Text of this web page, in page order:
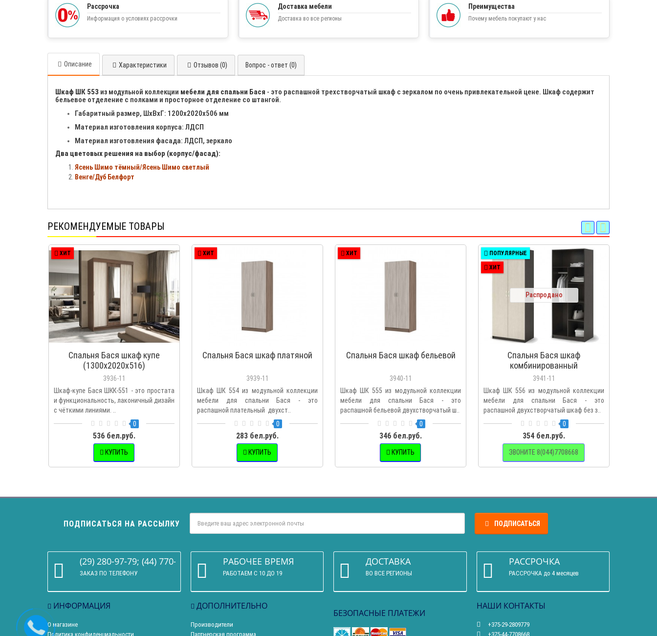
Рассрочка
Информация о условиях рассрочки
Доставка мебели
Доставка во все регионы
Преимущества
Почему мебель покупают у нас
Описание Характеристики Отзывов (0) Вопрос - ответ (0)
Шкаф ШК 553 из модульной коллекции мебели для спальни Бася - это распашной трехстворчатый шкаф с зеркалом по очень привлекательной цене. Шкаф содержит
бельевое отделение с полками и просторное отделение со штангой.
Габаритный размер, ШхВхГ: 1200х2020х506 мм
Материал изготовления корпуса: ЛДСП
Материал изготовления фасада: ЛДСП, зеркало
Два цветовых решения на выбор (корпус/фасад):
Ясень Шимо тёмный/Ясень Шимо светлый
Венге/Дуб Белфорт
РЕКОМЕНДУЕМЫЕ ТОВАРЫ
ХИТ
Спальня Бася шкаф купе
(1300х2020х516)
3936-11
Шкаф-купе Бася ШКК-551 - это простата
и функциональность, лаконичный дизайн
с чёткими линиями. ..
0
536 бел.руб.
КУПИТЬ
ХИТ
Спальня Бася шкаф платяной
3939-11
Шкаф ШК 554 из модульной коллекции
мебели для спальни Бася - это
распашной плательный двухст..
0
283 бел.руб.
КУПИТЬ
ХИТ
Спальня Бася шкаф бельевой
3940-11
Шкаф ШК 555 из модульной коллекции
мебели для спальни Бася - это
распашной бельевой двухстворчатый ш..
0
346 бел.руб.
КУПИТЬ
ПОПУЛЯРНЫЕ
ХИТ
Распродано
Спальня Бася шкаф
комбинированный
3941-11
Шкаф ШК 556 из модульной коллекции
мебели для спальни Бася - это
распашной двухстворчатый шкаф без з..
0
354 бел.руб.
ЗВОНИТЕ 8(044)7708668
ПОДПИСАТЬСЯ НА РАССЫЛКУ ПОДПИСАТЬСЯ
(29) 280-97-79; (44) 770-86-68
ЗАКАЗ ПО ТЕЛЕФОНУ
РАБОЧЕЕ ВРЕМЯ
РАБОТАЕМ С 10 ДО 19
ДОСТАВКА
ВО ВСЕ РЕГИОНЫ
РАССРОЧКА
РАССРОЧКА до 4 месяцев
ИНФОРМАЦИЯ
О магазине
Политика конфиденциальности
ДОПОЛНИТЕЛЬНО
Производители
Партнерская программа
БЕЗОПАСНЫЕ ПЛАТЕЖИ
НАШИ КОНТАКТЫ
+375-29-2809779
+375-44-7708668